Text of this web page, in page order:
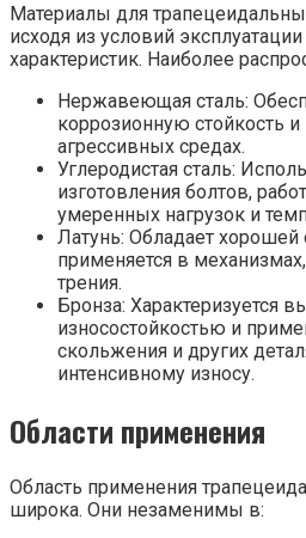
Материалы для
исходя из условий
характеристик. Наиболее
Нержавеющая сталь:
коррозионную стойкость и
агрессивных средах.
Углеродистая сталь:
изготовления болтов,
умеренных нагрузок и
Латунь: Обладает
применяется в
трения.
Бронза: Характеризуется
износостойкостью и
скольжения и других
интенсивному износу.
Области применения
Область применения
широка. Они незаменимы в: